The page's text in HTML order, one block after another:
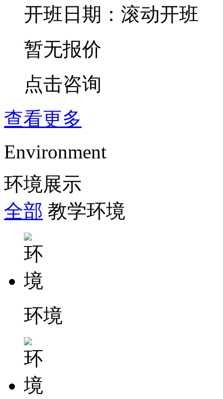
开班日期：滚动开班
暂无报价
点击咨询
查看更多
Environment
环境展示
全部 教学环境
环境